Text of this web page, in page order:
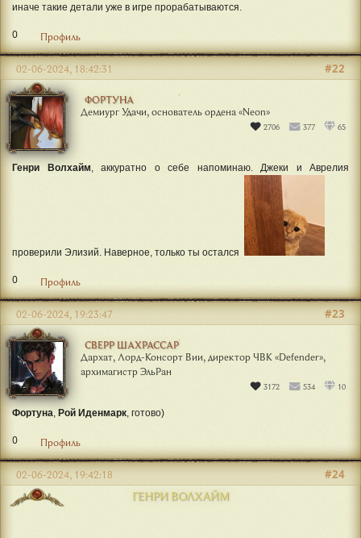
иначе такие детали уже в игре прорабатываются.
0 Профиль
ФОРТУНА
Демиург Удачи, основатель ордена «‎Neon»
2706 377 65
#22
02-06-2024, 18:42:31
Генри Волхайм, аккуратно о себе напоминаю. Джеки и Аврелия
проверили Элизий. Наверное, только ты остался
0 Профиль
СВЕРР ШАХРАССАР
Дархат, Лорд-Консорт Вии, директор ЧВК «Defender»,
архимагистр ЭльРан
3172 534 10
#23
02-06-2024, 19:23:47
Фортуна, Рой Иденмарк, готово)
0 Профиль
ГЕНРИ ВОЛХАЙМ
#24
02-06-2024, 19:42:18